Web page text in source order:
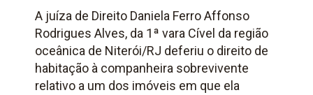
A juíza de Direito Daniela Ferro Affonso
Rodrigues Alves, da 1ª vara Cível da região
oceânica de Niterói/RJ deferiu o direito de
habitação à companheira sobrevivente
relativo a um dos imóveis em que ela